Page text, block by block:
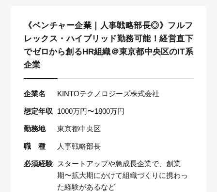
《ベンチャー企業｜人事戦略部長◎》フルフ
レックス・ハイブリッド勤務可能！経営直下
でゼロから創るHR組織＠東京都中央区のIT系
企業
企業名 KINTOテクノロジーズ株式会社
想定年収 1000万円〜1800万円
勤務地 東京都中央区
職 種 人事戦略部長
必須経験
スタートアップや急成長企業で、創業
期〜拡大期にかけて組織づくりに携わっ
た経験があるなど